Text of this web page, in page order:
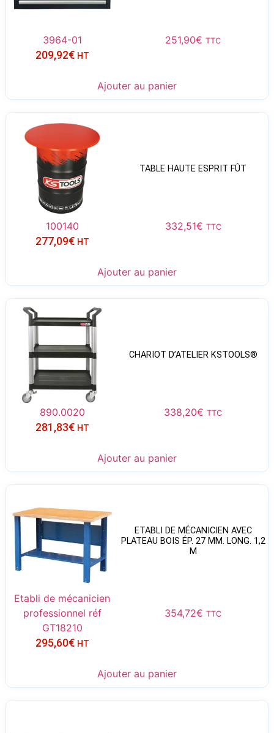
3964-01 251,90€ TTC
209,92€ HT
Ajouter au panier
TABLE HAUTE ESPRIT FÛT
100140 332,51€ TTC
277,09€ HT
Ajouter au panier
CHARIOT D’ATELIER KSTOOLS®
890.0020 338,20€ TTC
281,83€ HT
Ajouter au panier
ETABLI DE MÉCANICIEN AVEC
PLATEAU BOIS ÉP. 27 MM. LONG. 1,2
M
Etabli de mécanicien
professionnel réf
GT18210
354,72€ TTC
295,60€ HT
Ajouter au panier